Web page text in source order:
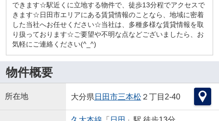
できます☆駅近くに立地する物件で、徒歩13分程でアクセスで
きます☆日田市エリアにある賃貸情報のことなら、地域に密着
した当社へお任せください☆当社は、多種多様な賃貸情報を取
り扱っております☆ご要望や不明な点などございましたら、お
気軽にご連絡ください(^_^)
物件概要
所在地 大分県 日田市三本松２丁目2-40